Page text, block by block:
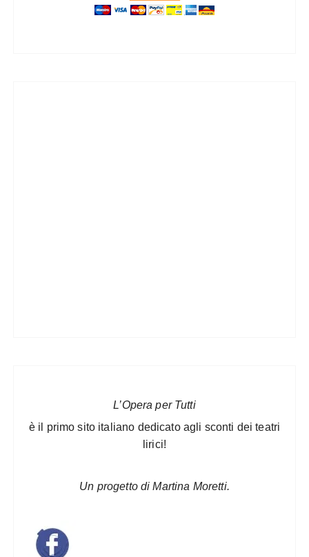
L’Opera per Tutti
è il primo sito italiano dedicato agli sconti dei teatri
lirici!
Un progetto di Martina Moretti.